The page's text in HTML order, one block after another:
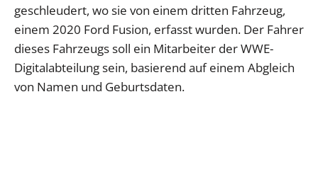
geschleudert, wo sie von einem dritten Fahrzeug,
einem 2020 Ford Fusion, erfasst wurden. Der Fahrer
dieses Fahrzeugs soll ein Mitarbeiter der WWE-
Digitalabteilung sein, basierend auf einem Abgleich
von Namen und Geburtsdaten.